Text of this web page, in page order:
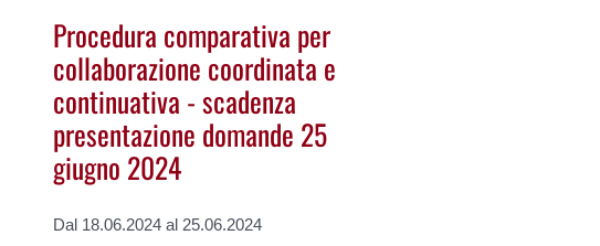
Procedura comparativa per
collaborazione coordinata e
continuativa - scadenza
presentazione domande 25
giugno 2024
Dal 18.06.2024 al 25.06.2024